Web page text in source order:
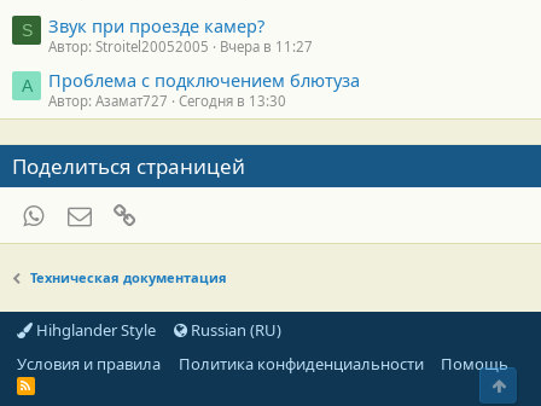
S Звук при проезде камер?
Автор: Stroitel20052005 Вчера в 11:27
А Проблема с подключением блютуза
Автор: Азамат727 Сегодня в 13:30
Поделиться страницей
WhatsAppЭлектронная почта
Техническая документация
Hihglander Style
Russian (RU)
Условия и правила
Политика конфиденциальности Помощь
R